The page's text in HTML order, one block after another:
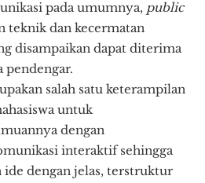
pada umumnya, public
teknik dan kecermatan
disampaikan dapat diterima
pendengar.
salah satu keterampilan
untuk
dengan
interaktif sehingga
dengan jelas, terstruktur